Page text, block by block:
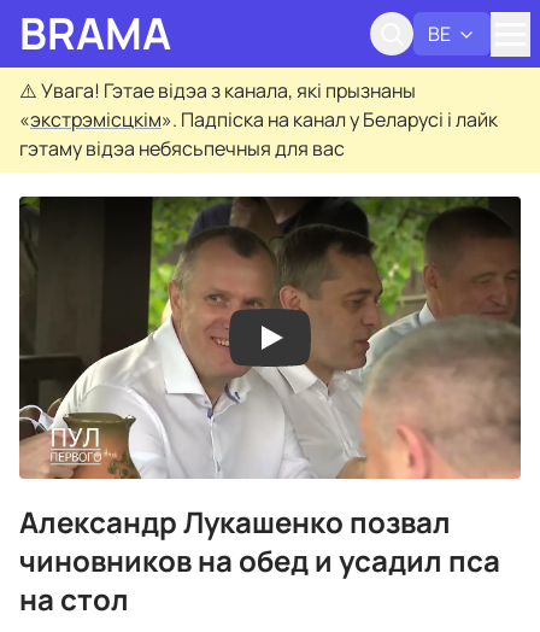
BRAMA BE
⚠️Увага! Гэтае відэа з канала, які прызнаны
«экстрэмісцкім». Падпіска на канал у Беларусі і лайк
гэтаму відэа небясьпечныя для вас
Александр Лукашенко позвал
чиновников на обед и усадил пса
на стол